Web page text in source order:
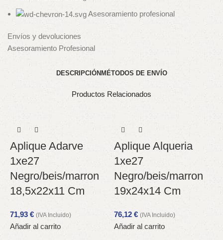
Asesoramiento profesional
Envíos y devoluciones
Asesoramiento Profesional
DESCRIPCIÓN MÉTODOS DE ENVÍO
Productos Relacionados
Aplique Adarve
1xe27
Negro/beis/marron
18,5x22x11 Cm
71,93 € (IVA Incluido)
Añadir al carrito
Aplique Alqueria
1xe27
Negro/beis/marron
19x24x14 Cm
76,12 € (IVA Incluido)
Añadir al carrito